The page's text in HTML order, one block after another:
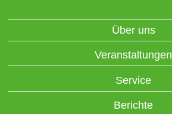
Über uns
Veranstaltungen
Service
Berichte